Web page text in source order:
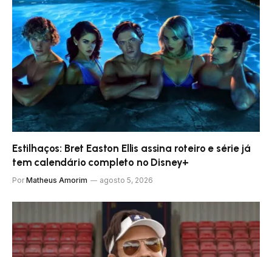
Estilhaços: Bret Easton Ellis assina roteiro e série já
tem calendário completo no Disney+
Por Matheus Amorim agosto 5, 2026